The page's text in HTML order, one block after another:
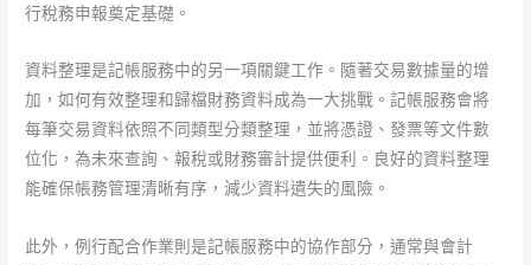
行稅務申報奠定基礎。
資料整理是記帳服務中的另一項關鍵工作。隨著交易數據量的增
加，如何有效整理和歸檔財務資料成為一大挑戰。記帳服務會將
每筆交易資料依照不同類型分類整理，並將憑證、發票等文件數
位化，為未來查詢、報稅或財務審計提供便利。良好的資料整理
能確保帳務管理清晰有序，減少資料遺失的風險。
此外，例行配合作業則是記帳服務中的協作部分，通常與會計